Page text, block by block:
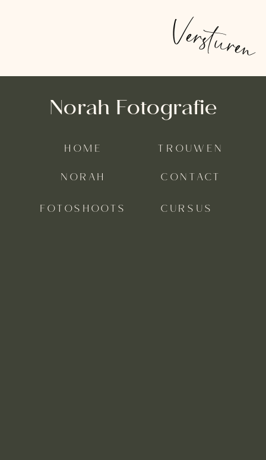
Versturen
Norah Fotografie
HOME
NORAH
FOTOSHOOTS
TROUWEN
CONTACT
CURSUS